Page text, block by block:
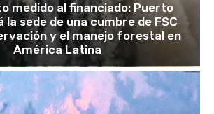
medido al financiado: Puerto
la sede de una cumbre de FSC
y el manejo forestal en
América Latina